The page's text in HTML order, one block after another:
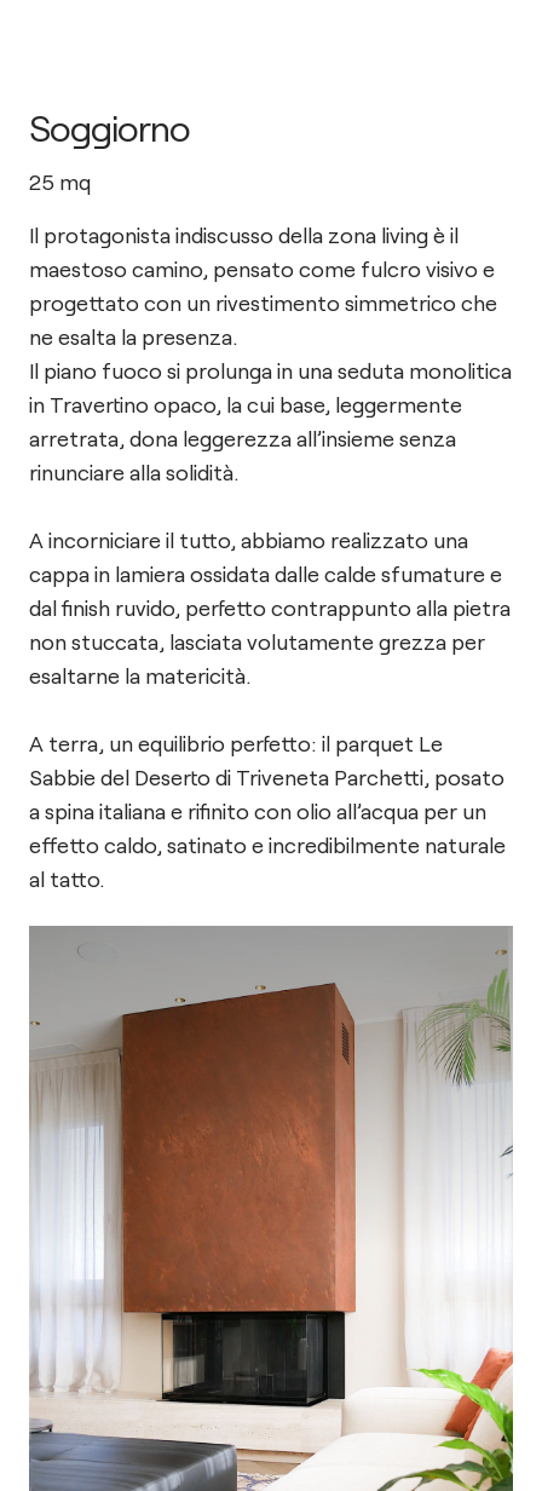
Soggiorno
25 mq
Il protagonista indiscusso della zona living è il
maestoso camino, pensato come fulcro visivo e
progettato con un rivestimento simmetrico che
ne esalta la presenza.
Il piano fuoco si prolunga in una seduta monolitica
in Travertino opaco, la cui base, leggermente
arretrata, dona leggerezza all’insieme senza
rinunciare alla solidità.
A incorniciare il tutto, abbiamo realizzato una
cappa in lamiera ossidata dalle calde sfumature e
dal finish ruvido, perfetto contrappunto alla pietra
non stuccata, lasciata volutamente grezza per
esaltarne la matericità.
A terra, un equilibrio perfetto: il parquet Le
Sabbie del Deserto di Triveneta Parchetti, posato
a spina italiana e rifinito con olio all’acqua per un
effetto caldo, satinato e incredibilmente naturale
al tatto.